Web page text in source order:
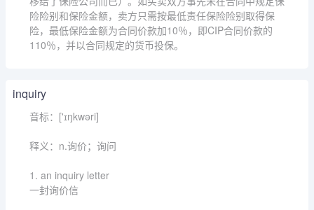
险险别和保险金额，卖方只需按最低责任保险险别取得保
险，最低保险金额为合同价款加10％，即CIP合同价款的
110％，并以合同规定的货币投保。
inquiry
音标：['ɪŋkwəri]
释义：n.询价；询问
1. an inquiry letter
一封询价信